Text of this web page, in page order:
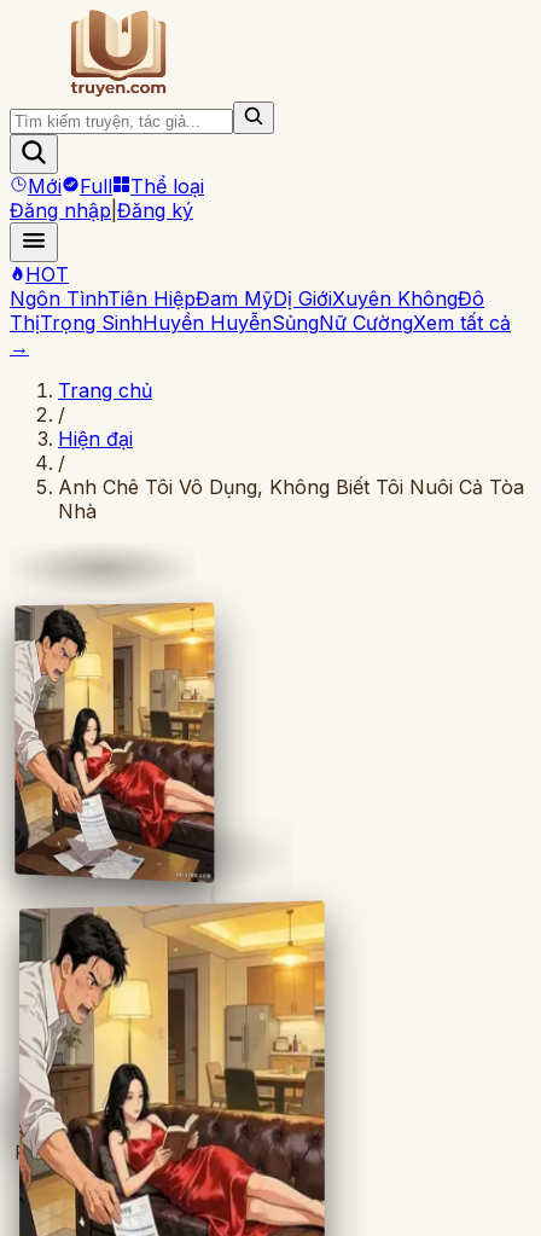
Mới Full
Thể loại
Đăng nhập Đăng ký
HOT
Ngôn TìnhTiên HiệpĐam MỹDị GiớiXuyên KhôngĐô
ThịTrọng SinhHuyền HuyễnSủngNữ CườngXem tất cả
→
Trang chủ
/
Hiện đại
/
Anh Chê Tôi Vô Dụng, Không Biết Tôi Nuôi Cả Tòa
Nhà
Full